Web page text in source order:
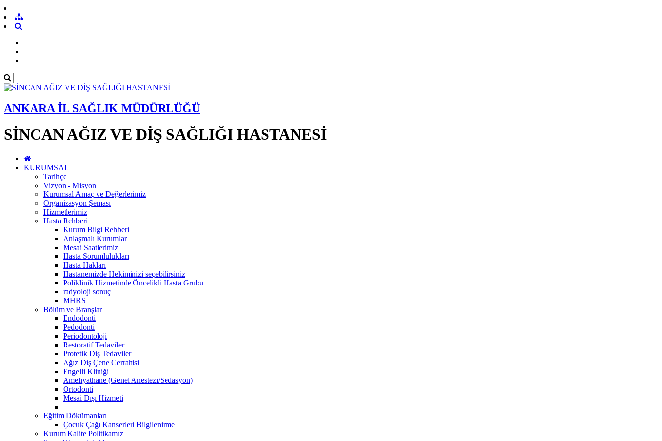
ANKARA İL SAĞLIK MÜDÜRLÜĞÜ
SİNCAN AĞIZ VE DİŞ SAĞLIĞI HASTANESİ
KURUMSAL
Tarihçe
Vizyon - Misyon
Kurumsal Amaç ve Değerlerimiz
Organizasyon Şeması
Hizmetlerimiz
Hasta Rehberi
Kurum Bilgi Rehberi
Anlaşmalı Kurumlar
Mesai Saatlerimiz
Hasta Sorumlulukları
Hasta Hakları
Hastanemizde Hekiminizi seçebilirsiniz
Poliklinik Hizmetinde Öncelikli Hasta Grubu
radyoloji sonuç
MHRS
Bölüm ve Branşlar
Endodonti
Pedodonti
Periodontoloji
Restoratif Tedaviler
Protetik Diş Tedavileri
Ağız Diş Çene Cerrahisi
Engelli Kliniği
Ameliyathane (Genel Anestezi/Sedasyon)
Ortodonti
Mesai Dışı Hizmeti
Eğitim Dökümanları
Çocuk Çağı Kanserleri Bilgilenirme
Kurum Kalite Politikamız